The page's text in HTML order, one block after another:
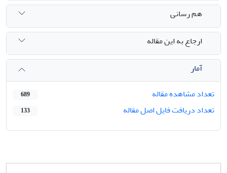
هم رسانی
ارجاع به این مقاله
آمار
تعداد مشاهده مقاله
689
تعداد دریافت فایل اصل مقاله 133